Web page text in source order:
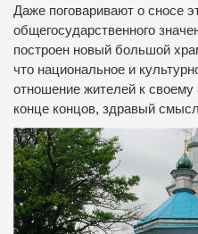
Даже поговаривают о сносе
общегосударственного
построен новый большой
что национальное и
отношение жителей к
конце концов, здравый